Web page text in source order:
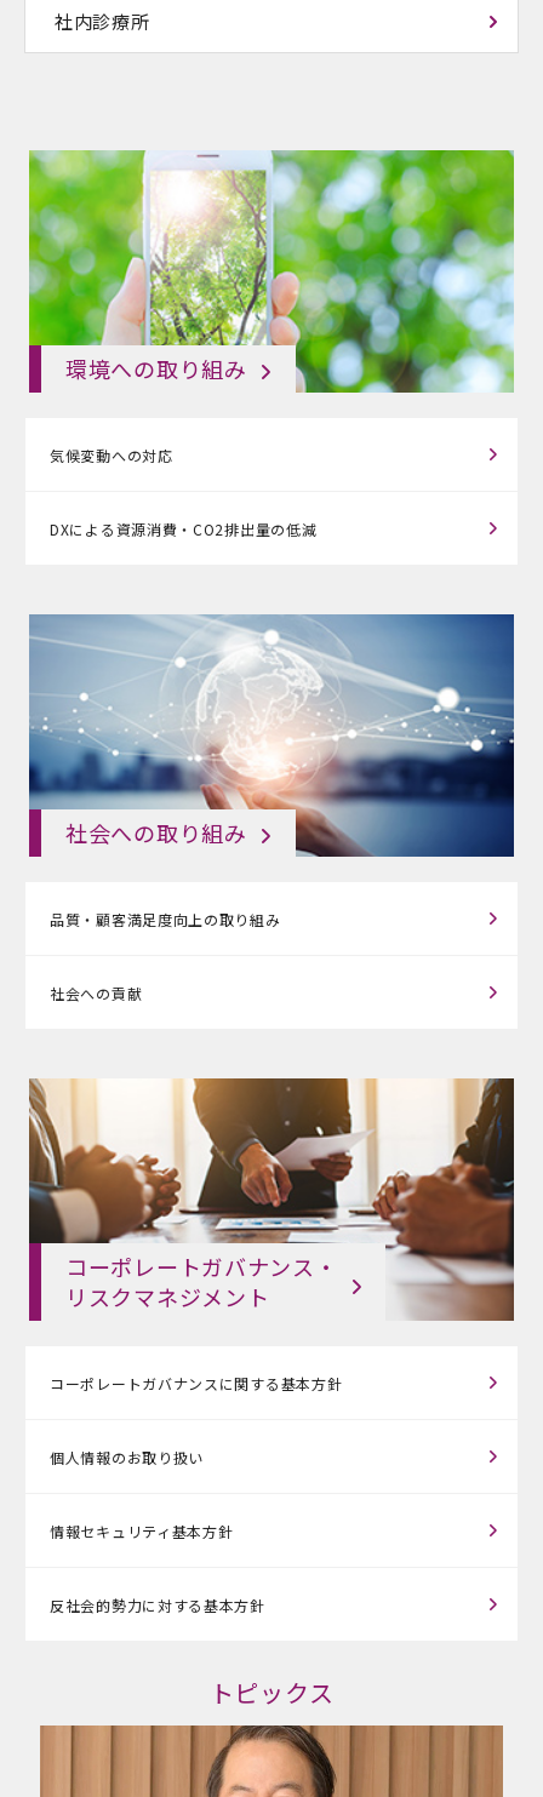
社内診療所
環境への取り組み
気候変動への対応
DXによる資源消費・ CO2排出量の低減
社会への取り組み
品質・顧客満足度向上の取り組み
社会への貢献
コーポレートガバナンス・
リスクマネジメント
コーポレートガバナンスに関する基本方針
個人情報のお取り扱い
情報セキュリティ基本方針
反社会的勢力に対する基本方針
トピックス